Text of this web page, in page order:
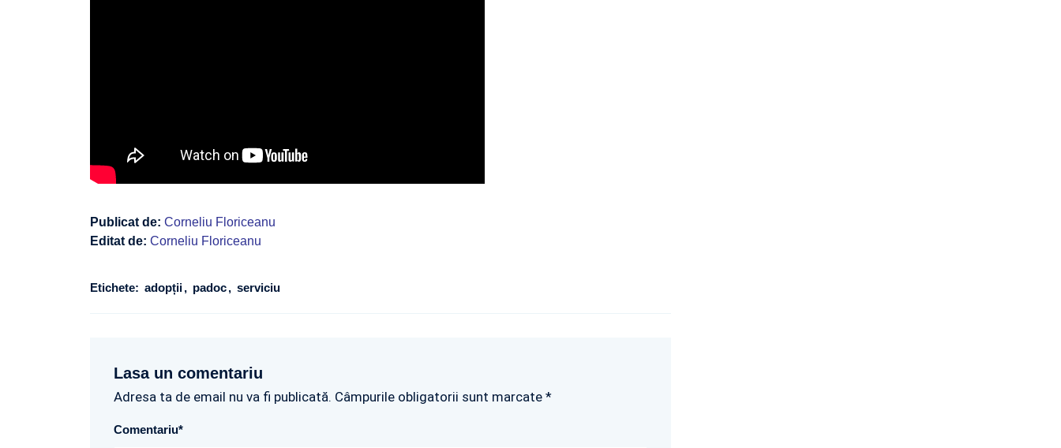
Publicat de: Corneliu Floriceanu
Editat de: Corneliu Floriceanu
Etichete: adopții padoc serviciu
Lasa un comentariu
Adresa ta de email nu va fi publicată. Câmpurile obligatorii sunt marcate *
Comentariu*